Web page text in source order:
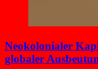
Neokolonialer
globaler